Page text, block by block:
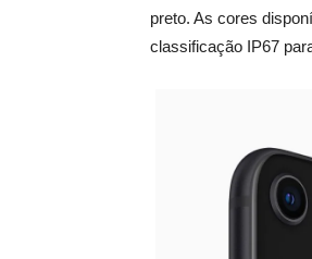
preto. As cores
classificação IP67